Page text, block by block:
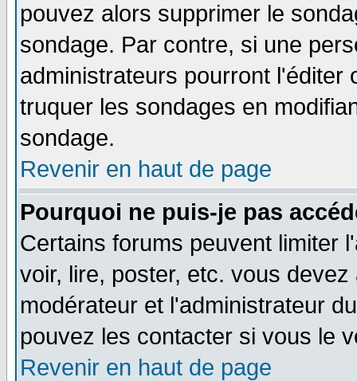
pouvez alors supprimer le
sondage. Par contre, si une
administrateurs pourront l'éditer
truquer les sondages en
sondage.
Revenir en haut de page
Pourquoi ne puis-je pas
Certains forums peuvent limiter
voir, lire, poster, etc. vous
modérateur et l'administrateur
pouvez les contacter si vous le
Revenir en haut de page